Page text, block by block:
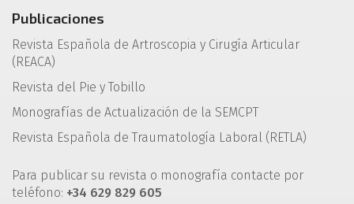
Publicaciones
Revista Española de Artroscopia y Cirugía Articular
(REACA)
Revista del Pie y Tobillo
Monografías de Actualización de la SEMCPT
Revista Española de Traumatología Laboral (RETLA)
Para publicar su revista o monografía contacte por
teléfono: +34 629 829 605